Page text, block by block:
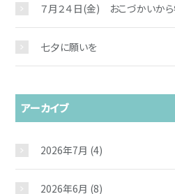
７月２４日(金) おこづかいか
七夕に願いを
アーカイブ
2026年7月 (4)
2026年6月 (8)